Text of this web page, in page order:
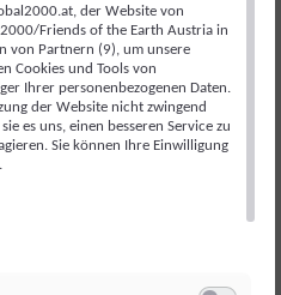
2000 Bildungs-
Sie 1-2 mal pro
Projekte und
der Website von
Friends of the Earth Austria in
von Partnern (9), um unsere
Cookies und Tools von
Ihrer personenbezogenen Daten.
der Website nicht zwingend
es uns, einen besseren Service zu
Sie können Ihre Einwilligung